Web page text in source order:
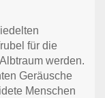
für die
werden.
Geräusche
Menschen